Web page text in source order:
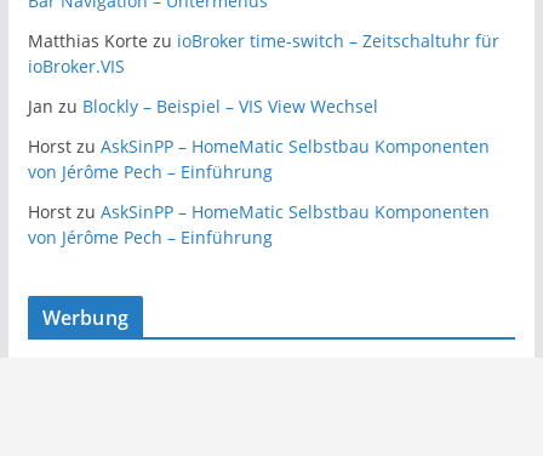
Matthias Korte zu ioBroker time-switch – Zeitschaltuhr für
ioBroker.VIS
Jan zu Blockly – Beispiel – VIS View Wechsel
Horstzu AskSinPP – HomeMatic Selbstbau Komponenten
von Jérôme Pech – Einführung
Horstzu AskSinPP – HomeMatic Selbstbau Komponenten
von Jérôme Pech – Einführung
Werbung